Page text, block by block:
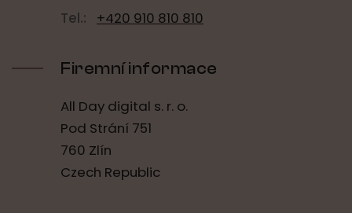
Tel.:
+420 910 810 810
Firemní informace
All Day digital s. r. o.
Pod Strání 751
760 Zlín
Czech Republic